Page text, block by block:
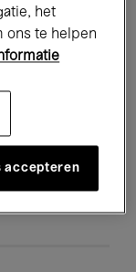
Music
het
ons te helpen
accepteren